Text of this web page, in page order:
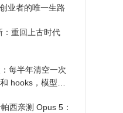
业者的唯一生路
：重回上古时代
每半年清空一次
hooks，模型自
西亲测 Opus 5：